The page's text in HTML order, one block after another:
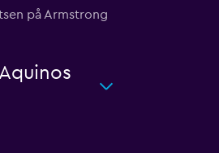
på Armstrong